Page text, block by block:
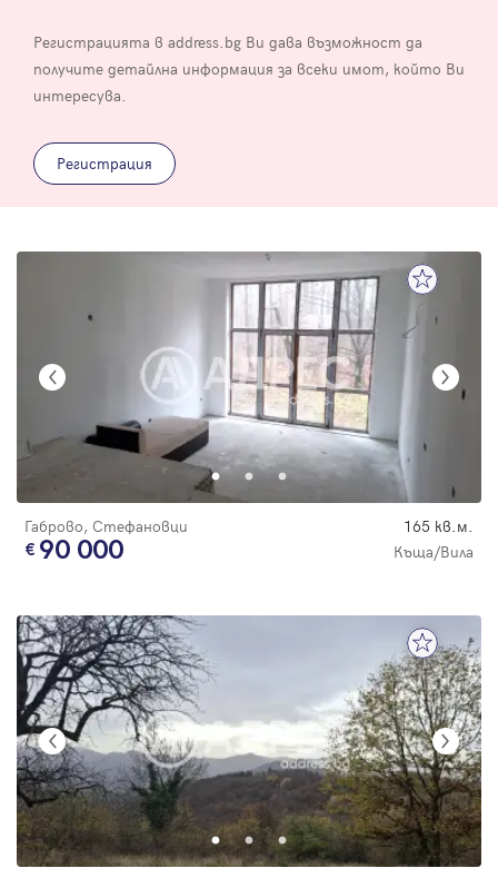
Регистрацията в address.bg Ви дава възможност да
получите детайлна информация за всеки имот, който Ви
интересува.
Регистрация
Габрово, Стефановци 165 кв.м.
90 000 Къща/Вила